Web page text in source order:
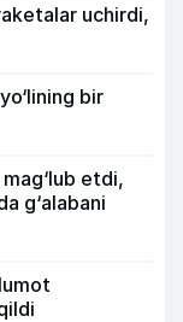
uchirdi,
bir
mag‘lub etdi,
g‘alabani